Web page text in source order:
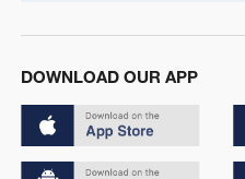
DOWNLOAD OUR APP